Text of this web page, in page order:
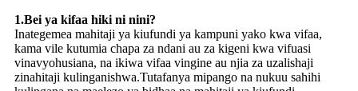
1.Bei ya kifaa hiki ni nini?
Inategemea mahitaji ya kiufundi ya kampuni yako kwa vifaa,
kama vile kutumia chapa za ndani au za kigeni kwa vifuasi
vinavyohusiana, na ikiwa vifaa vingine au njia za uzalishaji
zinahitaji kulinganishwa.Tutafanya mipango na nukuu sahihi